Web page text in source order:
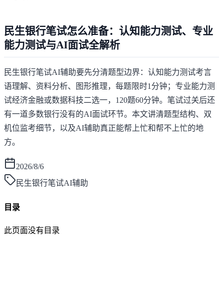
民生银行笔试怎么准备：认知能力测试、专业
能力测试与AI面试全解析
民生银行笔试AI辅助要先分清题型边界：认知能力测试考言
语理解、资料分析、图形推理，每题限时1分钟；专业能力测
试经济金融或数据科技二选一，120题60分钟。笔试过关后还
有一道多数银行没有的AI面试环节。本文讲清题型结构、双
机位监考细节，以及AI辅助真正能帮上忙和帮不上忙的地
方。
2026/8/6
民生银行笔试AI辅助
目录
此页面没有目录